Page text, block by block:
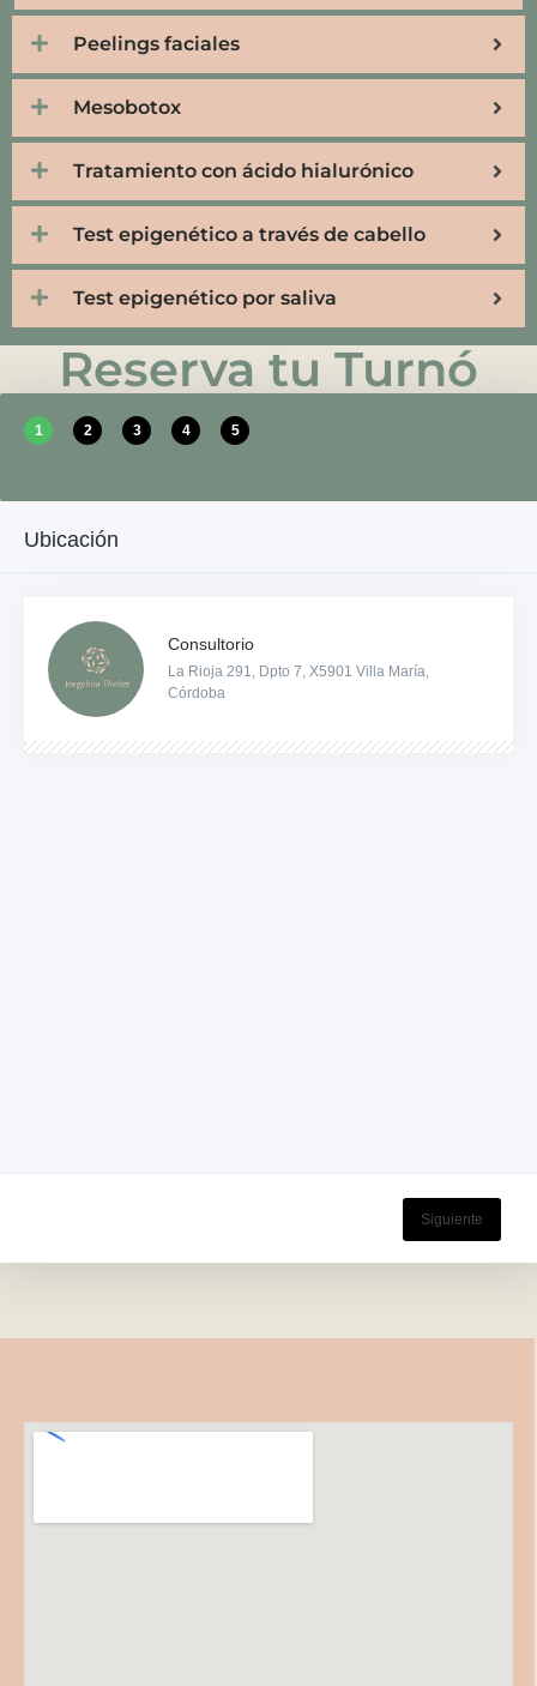
Peelings faciales
Mesobotox
Tratamiento con ácido hialurónico
Test epigenético a través de cabello
Test epigenético por saliva
Reserva tu Turnó
1 2 3 4 5
Ubicación
Consultorio
La Rioja 291, Dpto 7, X5901 Villa María,
Córdoba
Siguiente